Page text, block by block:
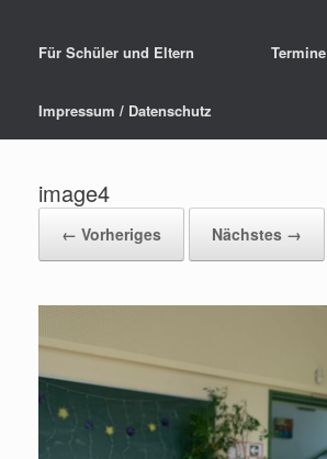
Für Schüler und Eltern Termine
Impressum / Datenschutz
image4
← Vorheriges Nächstes →